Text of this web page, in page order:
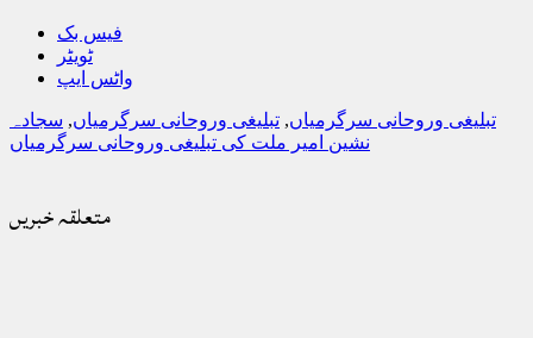
فیس بک
ٹویٹر
واٹس ایپ
تبلیغی وروحانی سرگرمیاں, تبلیغی وروحانی سرگرمیاں, سجادہ
نشین امیر ملت کی تبلیغی وروحانی سرگرمیاں
متعلقہ خبریں